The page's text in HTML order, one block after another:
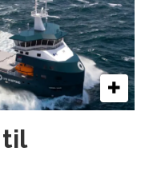
til